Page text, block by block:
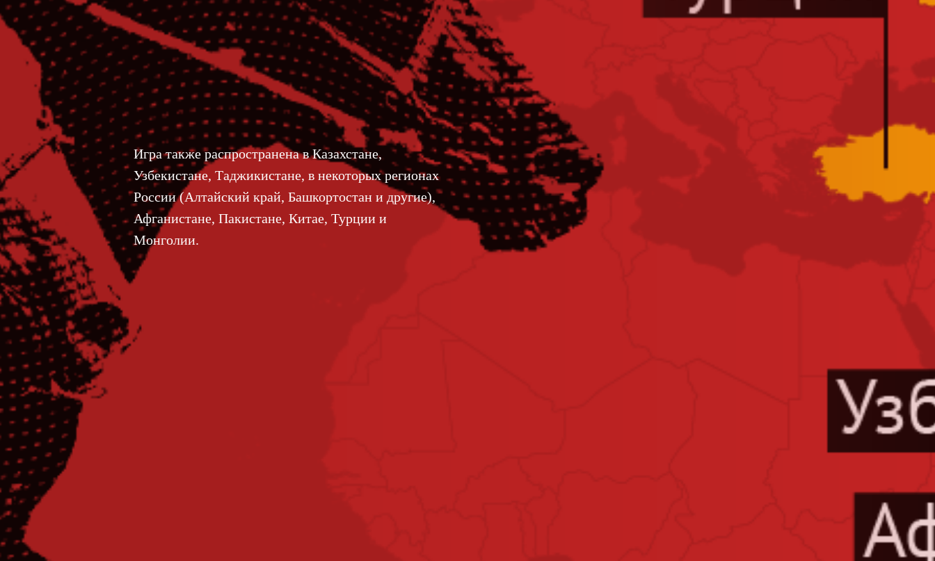
Игра также распространена в Казахстане,
Узбекистане, Таджикистане, в некоторых регионах
России (Алтайский край, Башкортостан и другие),
Афганистане, Пакистане, Китае, Турции и
Монголии.